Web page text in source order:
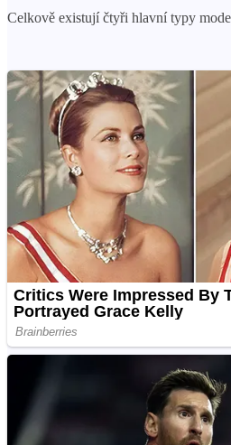
Celkově existují čtyři hlavní typy